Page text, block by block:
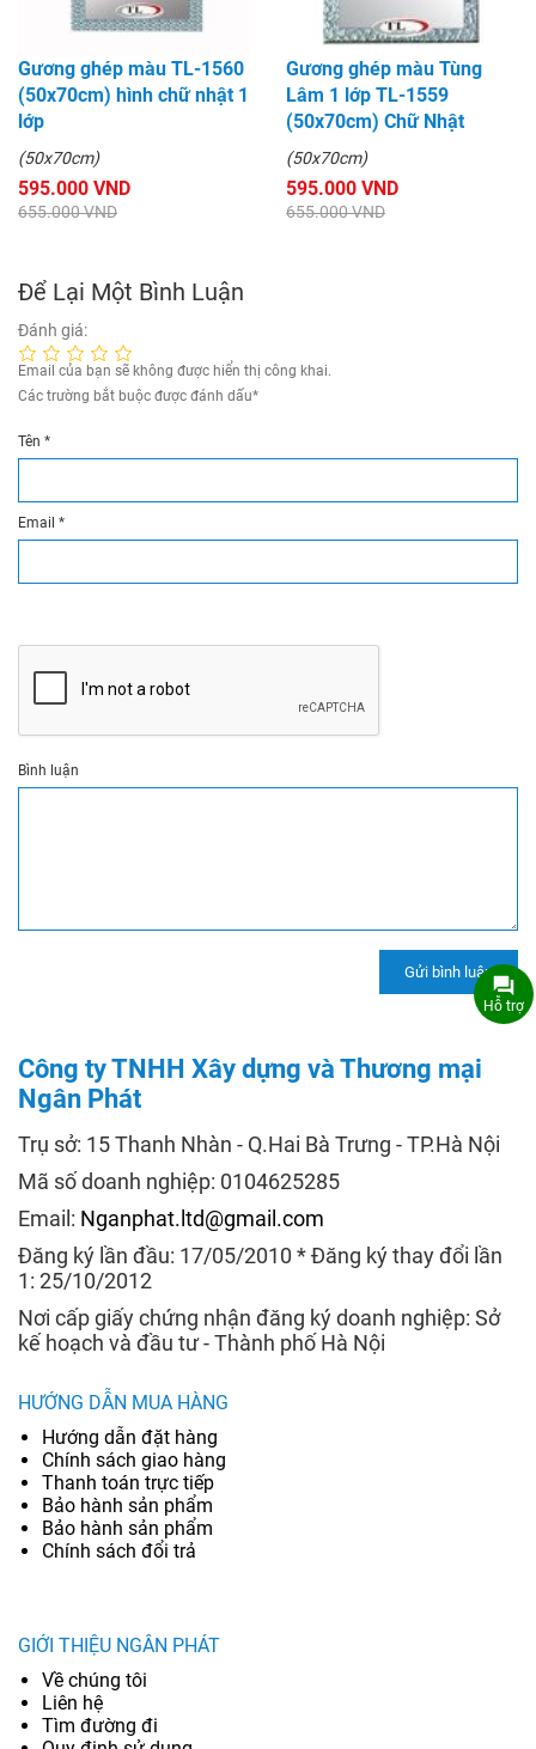
Gương ghép màu TL-1560
(50x70cm) hình chữ nhật 1
lớp
(50x70cm)
595.000 VND
655.000 VND
Gương ghép màu Tùng
Lâm 1 lớp TL-1559
(50x70cm) Chữ Nhật
(50x70cm)
595.000 VND
655.000 VND
Để Lại Một Bình Luận
Đánh giá:
Email của bạn sẽ không được hiển thị công khai.
Các trường bắt buộc được đánh dấu*
Tên *
Email *
Bình luận
Công ty TNHH Xây dựng và Thương mại
Ngân Phát
Trụ sở: 15 Thanh Nhàn - Q.Hai Bà Trưng - TP.Hà Nội
Mã số doanh nghiệp: 0104625285
Email: Nganphat.ltd@gmail.com
Đăng ký lần đầu: 17/05/2010 * Đăng ký thay đổi lần
1: 25/10/2012
Nơi cấp giấy chứng nhận đăng ký doanh nghiệp: Sở
kế hoạch và đầu tư - Thành phố Hà Nội
HƯỚNG DẪN MUA HÀNG
Hướng dẫn đặt hàng
Chính sách giao hàng
Thanh toán trực tiếp
Bảo hành sản phẩm
Bảo hành sản phẩm
Chính sách đổi trả
GIỚI THIỆU NGÂN PHÁT
Về chúng tôi
Liên hệ
Tìm đường đi
Hỗ trợ